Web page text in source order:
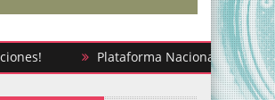
Plataforma Nacional del Registro